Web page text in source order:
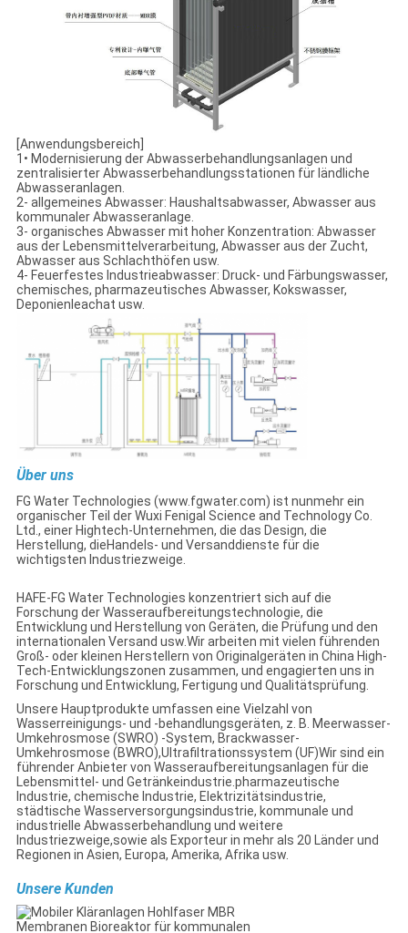
[Anwendungsbereich]
1• Modernisierung der Abwasserbehandlungsanlagen und
zentralisierter Abwasserbehandlungsstationen für ländliche
Abwasseranlagen.
2- allgemeines Abwasser: Haushaltsabwasser, Abwasser aus
kommunaler Abwasseranlage.
3- organisches Abwasser mit hoher Konzentration: Abwasser
aus der Lebensmittelverarbeitung, Abwasser aus der Zucht,
Abwasser aus Schlachthöfen usw.
4- Feuerfestes Industrieabwasser: Druck- und Färbungswasser,
chemisches, pharmazeutisches Abwasser, Kokswasser,
Deponienleachat usw.
Über uns
FG Water Technologies (www.fgwater.com) ist nunmehr ein
organischer Teil der Wuxi Fenigal Science and Technology Co.
Ltd., einer Hightech-Unternehmen, die das Design, die
Herstellung, dieHandels- und Versanddienste für die
wichtigsten Industriezweige.
HAFE-FG Water Technologies konzentriert sich auf die
Forschung der Wasseraufbereitungstechnologie, die
Entwicklung und Herstellung von Geräten, die Prüfung und den
internationalen Versand usw.Wir arbeiten mit vielen führenden
Groß- oder kleinen Herstellern von Originalgeräten in China High-
Tech-Entwicklungszonen zusammen, und engagierten uns in
Forschung und Entwicklung, Fertigung und Qualitätsprüfung.
Unsere Hauptprodukte umfassen eine Vielzahl von
Wasserreinigungs- und -behandlungsgeräten, z. B. Meerwasser-
Umkehrosmose (SWRO) -System, Brackwasser-
Umkehrosmose (BWRO),Ultrafiltrationssystem (UF)Wir sind ein
führender Anbieter von Wasseraufbereitungsanlagen für die
Lebensmittel- und Getränkeindustrie.pharmazeutische
Industrie, chemische Industrie, Elektrizitätsindustrie,
städtische Wasserversorgungsindustrie, kommunale und
industrielle Abwasserbehandlung und weitere
Industriezweige,sowie als Exporteur in mehr als 20 Länder und
Regionen in Asien, Europa, Amerika, Afrika usw.
Unsere Kunden